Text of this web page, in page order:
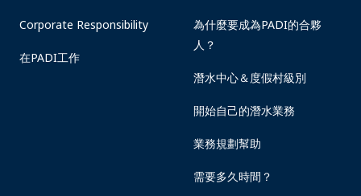
Corporate Responsibility
在PADI工作
為什麼要成為PADI的合夥
人？
潛水中心＆度假村級別
開始自己的潛水業務
業務規劃幫助
需要多久時間？